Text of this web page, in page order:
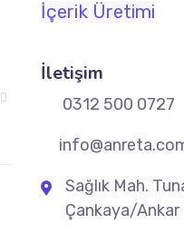
İçerik Üretimi
İletişim
0312 500 0727
Sağlık Mah.
Çankaya/Ankar